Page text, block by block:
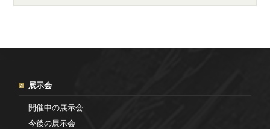
展示会
開催中の展示会
今後の展示会